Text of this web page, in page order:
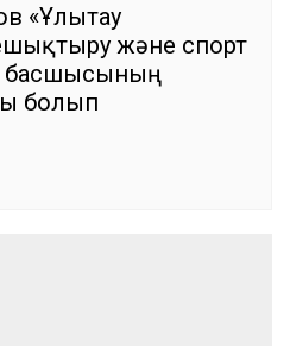
«Ұлытау
және спорт
басшысының
болып